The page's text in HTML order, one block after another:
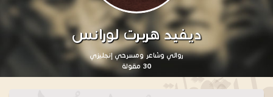
ديفيد هربرت لورانس
روائي وشاعر ومسرحي إنجليزي
30 مقولة